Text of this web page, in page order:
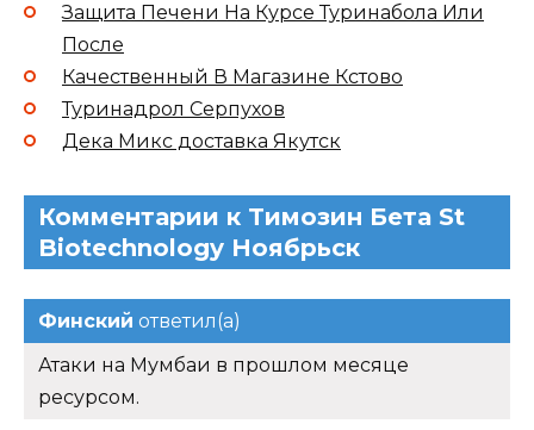
Защита Печени На Курсе Туринабола Или
После
Качественный В Магазине Кстово
Туринадрол Серпухов
Дека Микс доставка Якутск
Комментарии к Tимозин Бета St
Biotechnology Ноябрьск
Финский ответил(а)
Атаки на Мумбаи в прошлом месяце
ресурсом.